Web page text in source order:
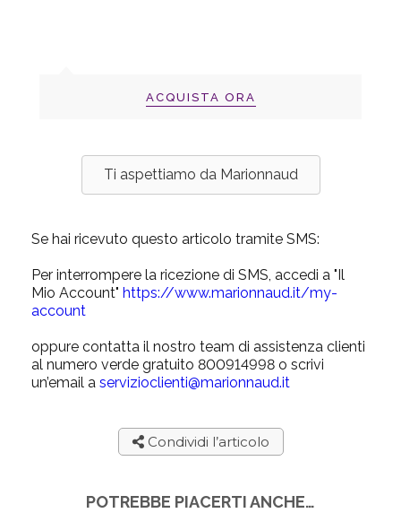
ACQUISTA ORA
Ti aspettiamo da Marionnaud
Se hai ricevuto questo articolo tramite SMS:
Per interrompere la ricezione di SMS, accedi a "Il
Mio Account" https://www.marionnaud.it/my-
account
oppure contatta il nostro team di assistenza clienti
al numero verde gratuito 800914998 o scrivi
un’email a servizioclienti@marionnaud.it
Condividi l’articolo
POTREBBE PIACERTI ANCHE…